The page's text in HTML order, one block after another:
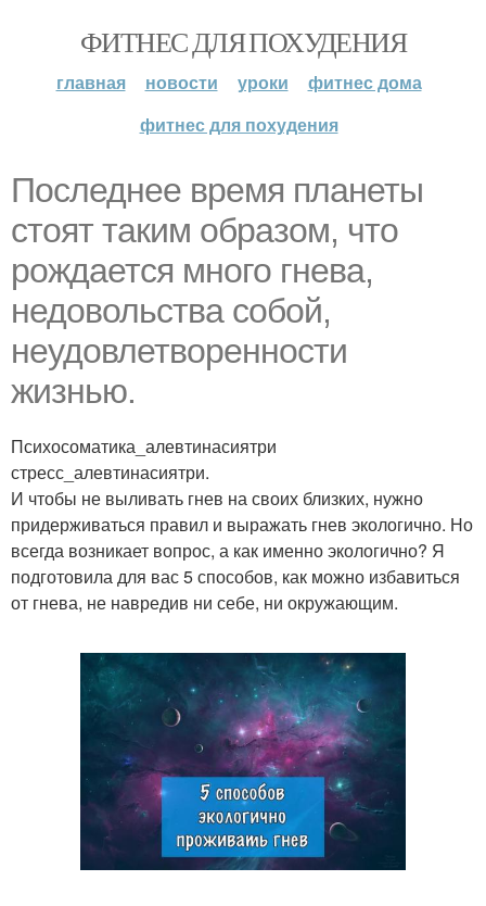
ФИТНЕС ДЛЯ ПОХУДЕНИЯ
главная новости уроки
фитнес дома
фитнес для похудения
Последнее время планеты
стоят таким образом, что
рождается много гнева,
недовольства собой,
неудовлетворенности
жизнью.
Психосоматика_алевтинасиятри
стресс_алевтинасиятри.
И чтобы не выливать гнев на своих близких, нужно
придерживаться правил и выражать гнев экологично. Но
всегда возникает вопрос, а как именно экологично? Я
подготовила для вас 5 способов, как можно избавиться
от гнева, не навредив ни себе, ни окружающим.